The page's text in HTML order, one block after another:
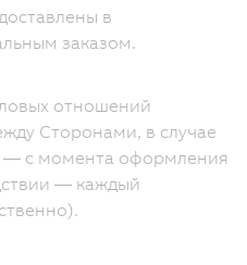
в
заказом.
отношений
Сторонами, в случае
— с момента оформления
— каждый